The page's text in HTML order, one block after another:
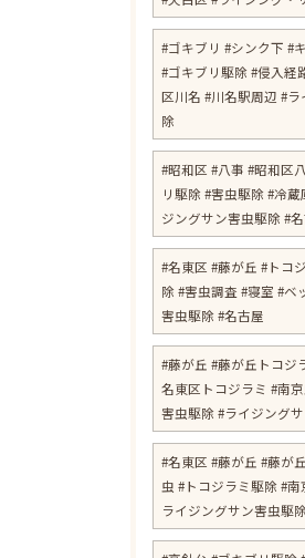
#ゴキブリ #シンク下 #
#ゴキブリ駆除 #侵入経
区川名 #川名駅周辺 #
除
#昭和区 #八事 #昭和区
リ駆除 #害虫駆除 #冷
ジングサン害虫駆除 #
#名東区 #藤が丘 #トコ
除 #害虫調査 #寝室 #ベ
害虫駆除 #名古屋
#藤が丘 #藤が丘トコジ
名東区トコジラミ #南
害虫駆除 #ライジング
#名東区 #藤が丘 #藤が
虫 #トコジラミ駆除 #
ライジングサン害虫駆